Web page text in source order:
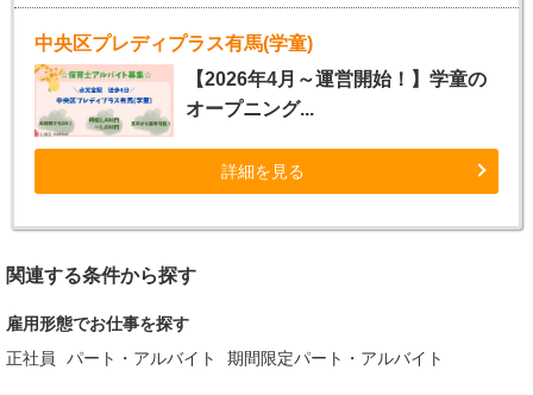
中央区プレディプラス有馬(学童)
【2026年4月～運営開始！】学童の
オープニング...
詳細を見る
関連する条件から探す
雇用形態でお仕事を探す
正社員
パート・アルバイト 期間限定パート・アルバイト